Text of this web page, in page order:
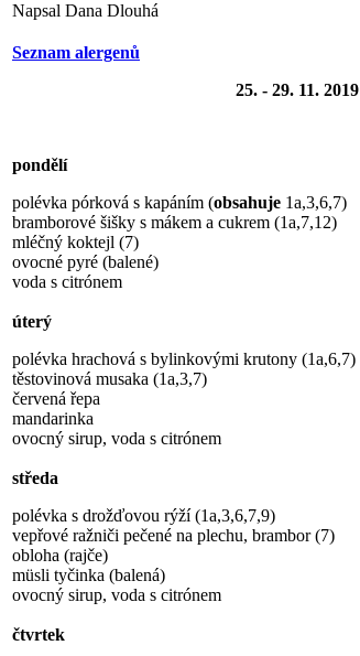
Napsal Dana Dlouhá
Seznam alergenů
25. - 29. 11. 2019
pondělí
polévka pórková s kapáním (obsahuje 1a,3,6,7)
bramborové šišky s mákem a cukrem (1a,7,12)
mléčný koktejl (7)
ovocné pyré (balené)
voda s citrónem
úterý
polévka hrachová s bylinkovými krutony (1a,6,7)
těstovinová musaka (1a,3,7)
červená řepa
mandarinka
ovocný sirup, voda s citrónem
středa
polévka s drožďovou rýží (1a,3,6,7,9)
vepřové ražniči pečené na plechu, brambor (7)
obloha (rajče)
müsli tyčinka (balená)
ovocný sirup, voda s citrónem
čtvrtek